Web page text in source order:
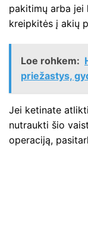
pakitimų arba jei
kreipkitės į akių
Loe rohkem:
priežastys,
Jei ketinate
nutraukti šio
operaciją,